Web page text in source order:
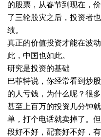
的股票，从春节到现在，
了三轮股灾之后，投资者
绩。
真正的价值投资才能在波
此，中国也如此。
研究是投资的基础
巴菲特说，你经常看到炒
的人亏钱，为什么呢？很
甚至上百万的投资几分钟
单，打个电话就卖掉了。
段好不好，配套好不好，